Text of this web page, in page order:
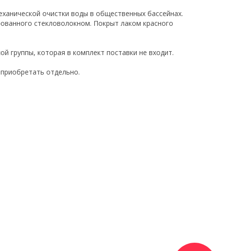
очистки воды в общественных бассейнах.
стекловолокном. Покрыт лаком красного
которая в комплект поставки не входит.
отдельно.